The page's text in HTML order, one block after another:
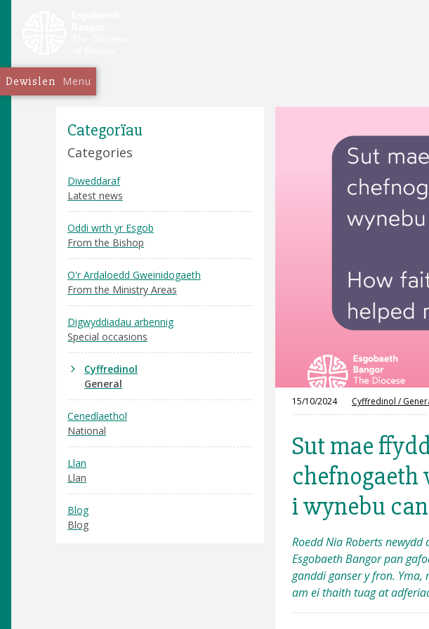
Dewislen Menu
Categorïau
Categories
Diweddaraf
Latest news
Oddi wrth yr Esgob
From the Bishop
O'r Ardaloedd Gweinidogaeth
From the Ministry Areas
Digwyddiadau arbennig
Special occasions
Cyffredinol
General
Cenedlaethol
National
Llan
Llan
Blog
Blog
15/10/2024 Cyffredinol /
Sut mae
chefnogaeth
i wynebu
Roedd Nia Roberts
Esgobaeth Bangor pan
ganddi ganser y fron. Yma,
am ei thaith tuag at